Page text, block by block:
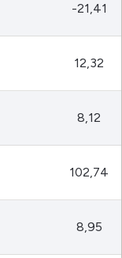
-21,41
12,32
8,12
102,74
8,95